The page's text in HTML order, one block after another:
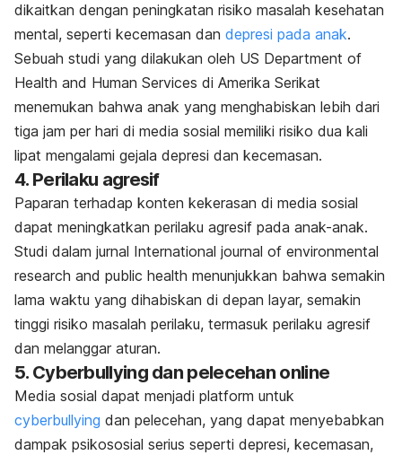
dikaitkan dengan peningkatan risiko masalah kesehatan
mental, seperti kecemasan dan depresi pada anak.
Sebuah studi yang dilakukan oleh US Department of
Health and Human Services di Amerika Serikat
menemukan bahwa anak yang menghabiskan lebih dari
tiga jam per hari di media sosial memiliki risiko dua kali
lipat mengalami gejala depresi dan kecemasan.
4. Perilaku agresif
Paparan terhadap konten kekerasan di media sosial
dapat meningkatkan perilaku agresif pada anak-anak.
Studi dalam jurnal International journal of environmental
research and public health menunjukkan bahwa semakin
lama waktu yang dihabiskan di depan layar, semakin
tinggi risiko masalah perilaku, termasuk perilaku agresif
dan melanggar aturan.
5. Cyberbullyingdan pelecehan online
Media sosial dapat menjadi platform untuk
cyberbullying dan pelecehan, yang dapat menyebabkan
dampak psikososial serius seperti depresi, kecemasan,